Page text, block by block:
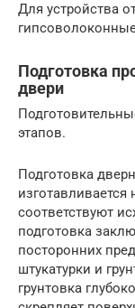
Для устройства
Подготовка
двери
этапов.
Подготовка
соответствуют
подготовка
посторонних
штукатурки и
грунтовка